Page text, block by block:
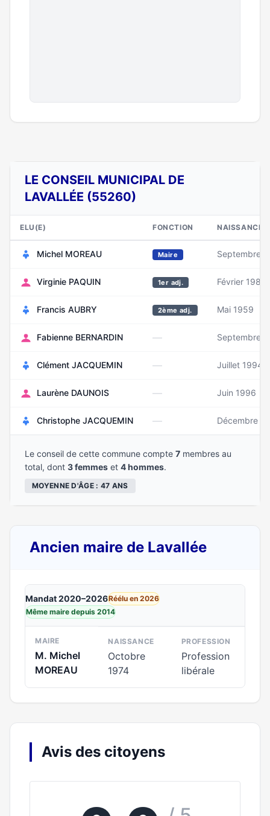
LE CONSEIL MUNICIPAL DE
LAVALLÉE (55260)
ELU(E) FONCTION NAISSANCE
Michel MOREAU Maire Septembre
Virginie PAQUIN 1er adj. Février 1981
Francis AUBRY 2ème adj. Mai 1959
Fabienne BERNARDIN — Septembre
Clément JACQUEMIN — Juillet 1994
Laurène DAUNOIS — Juin 1996
Christophe JACQUEMIN — Décembre
Le conseil de cette commune compte 7 membres au
total, dont 3 femmes et 4 hommes.
MOYENNE D'ÂGE : 47 ANS
Ancien maire de Lavallée
Mandat 2020–2026Réélu en 2026
Même maire depuis 2014
MAIRE
M. Michel
MOREAU
NAISSANCE
Octobre
1974
PROFESSION
Profession
libérale
Avis des citoyens